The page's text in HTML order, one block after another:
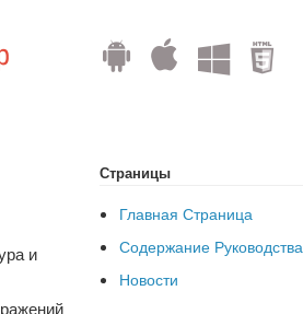
и
Страницы
Главная Страница
Содержание Руководства
Новости